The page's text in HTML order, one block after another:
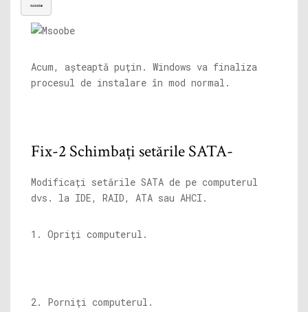
msoobe
Acum, așteaptă puțin. Windows va finaliza
procesul de instalare în mod normal.
Fix-2 Schimbați setările SATA-
Modificați setările SATA de pe computerul
dvs. la IDE, RAID, ATA sau AHCI.
1. Opriți computerul.
2. Porniți computerul.